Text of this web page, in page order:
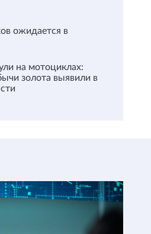
ожидается в
на мотоциклах:
золота выявили в